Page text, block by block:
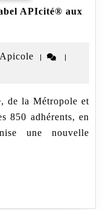
APIcité® aux
Syndicat
| |
850 adhérents, en
une nouvelle